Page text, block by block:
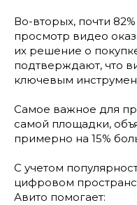
Во-вторых, почти
просмотр видео
их решение о
подтверждают, что
ключевым
Самое важное для
самой площадки,
примерно на 15%
С учетом
цифровом
Авито помогает: